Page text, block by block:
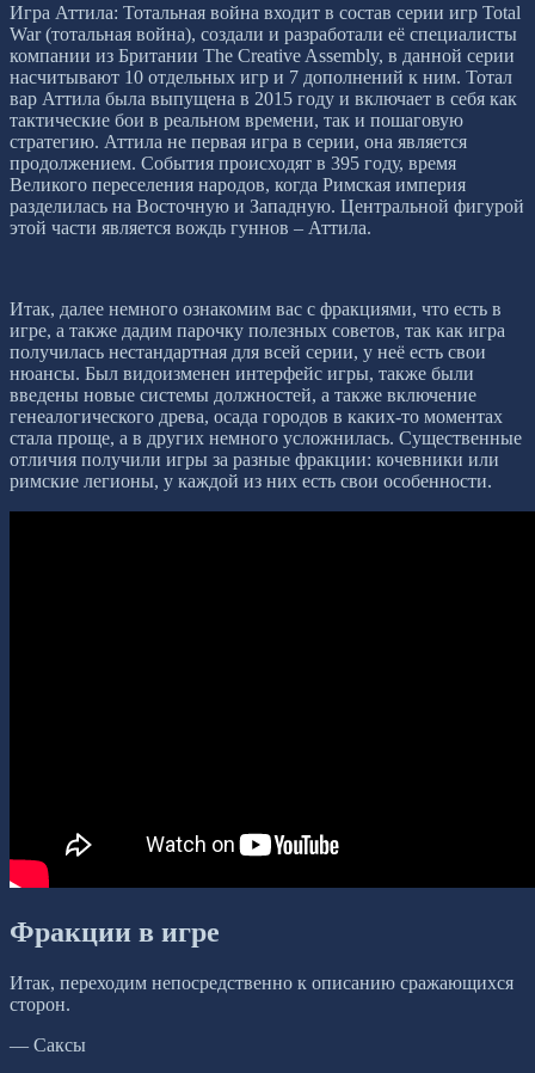
Игра Аттила: Тотальная война входит в состав серии игр Total
War (тотальная война), создали и разработали её специалисты
компании из Британии The Creative Assembly, в данной серии
насчитывают 10 отдельных игр и 7 дополнений к ним. Тотал
вар Аттила была выпущена в 2015 году и включает в себя как
тактические бои в реальном времени, так и пошаговую
стратегию. Аттила не первая игра в серии, она является
продолжением. События происходят в 395 году, время
Великого переселения народов, когда Римская империя
разделилась на Восточную и Западную. Центральной фигурой
этой части является вождь гуннов – Аттила.
Итак, далее немного ознакомим вас с фракциями, что есть в
игре, а также дадим парочку полезных советов, так как игра
получилась нестандартная для всей серии, у неё есть свои
нюансы. Был видоизменен интерфейс игры, также были
введены новые системы должностей, а также включение
генеалогического древа, осада городов в каких-то моментах
стала проще, а в других немного усложнилась. Существенные
отличия получили игры за разные фракции: кочевники или
римские легионы, у каждой из них есть свои особенности.
Фракции в игре
Итак, переходим непосредственно к описанию сражающихся
сторон.
— Саксы